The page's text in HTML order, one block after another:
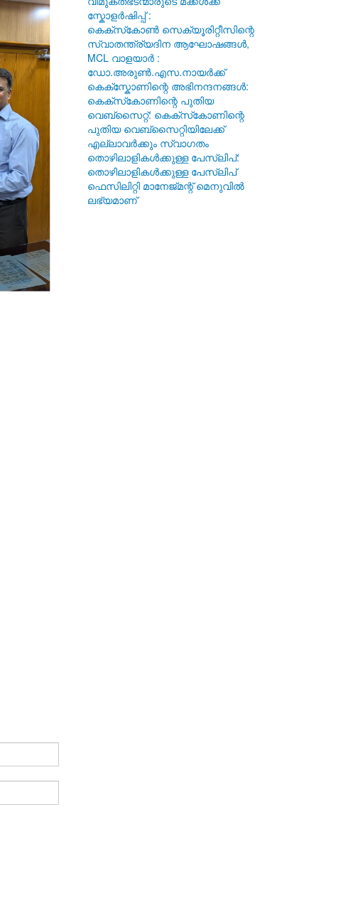
സ്കോളർഷിപ്പ്:
കെക്സ്‌കോൺ സെക്യൂരിറ്റീസിന്റെ
സ്വാതന്ത്ര്യദിന ആഘോഷങ്ങൾ,
MCL വാളയാർ :
ഡോ.അരുൺ.എസ.നായർക്ക്
കെക്സ്കോണിന്റെ അഭിനന്ദനങ്ങൾ:
കെക്സ്‌കോണിന്റെ പുതിയ
വെബ്സൈറ്റ്: കെക്സ്‌കോണിന്റെ
പുതിയ വെബ്‌സൈറ്റിയിലേക്ക്
എല്ലാവർക്കും സ്വാഗതം
തൊഴിലാളികൾക്കുള്ള പേസ്ലിപ്:
തൊഴിലാളികൾക്കുള്ള പേസ്ലിപ്
ഫെസിലിറ്റി മാനേജ്‌മന്റ് മെനുവിൽ
ലഭ്യമാണ്